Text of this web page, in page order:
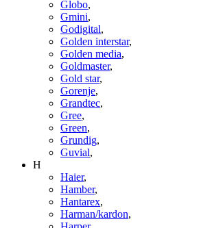
Globo,
Gmini,
Godigital,
Golden interstar,
Golden media,
Goldmaster,
Gold star,
Gorenje,
Grandtec,
Gree,
Green,
Grundig,
Guvial,
H
Haier,
Hamber,
Hantarex,
Harman/kardon,